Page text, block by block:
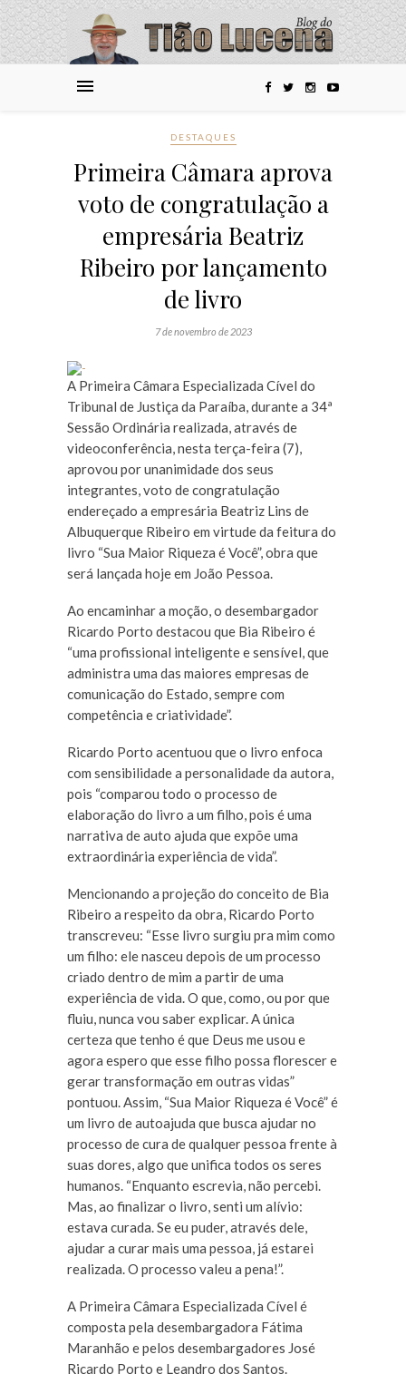
DESTAQUES
Primeira Câmara aprova
voto de congratulação a
empresária Beatriz
Ribeiro por lançamento
de livro
7 de novembro de 2023
A Primeira Câmara Especializada Cível do
Tribunal de Justiça da Paraíba, durante a 34ª
Sessão Ordinária realizada, através de
videoconferência, nesta terça-feira (7),
aprovou por unanimidade dos seus
integrantes, voto de congratulação
endereçado a empresária Beatriz Lins de
Albuquerque Ribeiro em virtude da feitura do
livro “Sua Maior Riqueza é Você”, obra que
será lançada hoje em João Pessoa.
Ao encaminhar a moção, o desembargador
Ricardo Porto destacou que Bia Ribeiro é
“uma profissional inteligente e sensível, que
administra uma das maiores empresas de
comunicação do Estado, sempre com
competência e criatividade”.
Ricardo Porto acentuou que o livro enfoca
com sensibilidade a personalidade da autora,
pois “comparou todo o processo de
elaboração do livro a um filho, pois é uma
narrativa de auto ajuda que expõe uma
extraordinária experiência de vida”.
Mencionando a projeção do conceito de Bia
Ribeiro a respeito da obra, Ricardo Porto
transcreveu: “Esse livro surgiu pra mim como
um filho: ele nasceu depois de um processo
criado dentro de mim a partir de uma
experiência de vida. O que, como, ou por que
fluiu, nunca vou saber explicar. A única
certeza que tenho é que Deus me usou e
agora espero que esse filho possa florescer e
gerar transformação em outras vidas”
pontuou. Assim, “Sua Maior Riqueza é Você” é
um livro de autoajuda que busca ajudar no
processo de cura de qualquer pessoa frente à
suas dores, algo que unifica todos os seres
humanos. “Enquanto escrevia, não percebi.
Mas, ao finalizar o livro, senti um alívio:
estava curada. Se eu puder, através dele,
ajudar a curar mais uma pessoa, já estarei
realizada. O processo valeu a pena!”.
A Primeira Câmara Especializada Cível é
composta pela desembargadora Fátima
Maranhão e pelos desembargadores José
Ricardo Porto e Leandro dos Santos.